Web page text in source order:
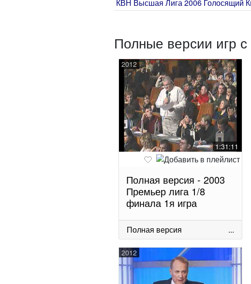
КВН Высшая Лига 2006 Голосящий
Полные версии игр
2012
1:31:11
Полная версия - 2003
Премьер лига 1/8
финала 1я игра
Полная версия ...
2012